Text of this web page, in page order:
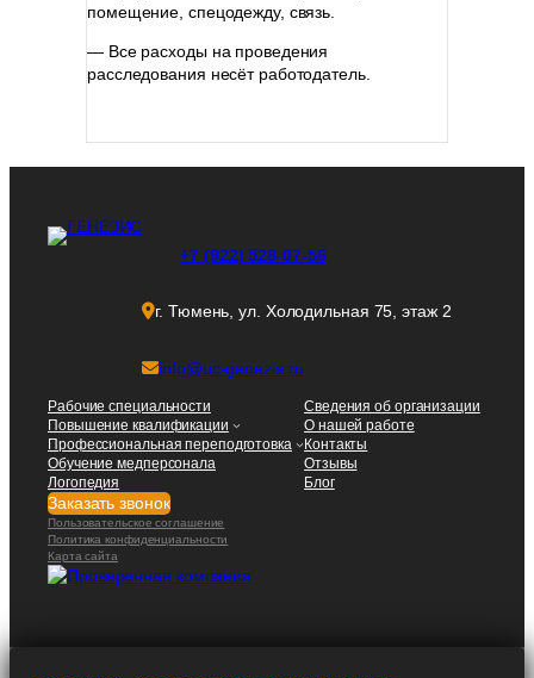
помещение, спецодежду, связь.
— Все расходы на проведения
расследования несёт работодатель.
+7 (922) 528-07-56
г. Тюмень, ул. Холодильная 75, этаж 2
info@uc-genezis.ru
Рабочие специальности
Повышение квалификации
Профессиональная переподготовка
Обучение медперсонала
Логопедия
Сведения об организации
О нашей работе
Контакты
Отзывы
Блог
Заказать звонок
Пользовательское соглашение
Политика конфиденциальности
Карта сайта